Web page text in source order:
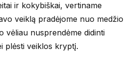
ir kokybiškai, vertiname
veiklą pradėjome nuo medžio
vėliau nusprendėme didinti
plėsti veiklos kryptį.